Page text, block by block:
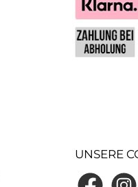
Klarna
UNSERE